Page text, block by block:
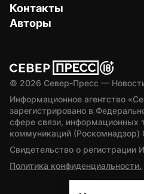
Контакты
Авторы
© 2026 Север-Пресс —
Информационное агентство
зарегистрировано в
сфере связи, информационных
коммуникаций (Роскомнадзор)
Свидетельство о
Политика конфиденциальности.